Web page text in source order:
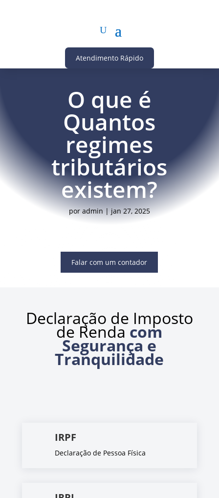
Atendimento Rápido
O que é
Quantos
regimes
tributários
existem?
poradmin|jan 27, 2025
Falar com um contador
Declaração de Imposto
de Renda com
Segurança e
Tranquilidade
IRPF
Declaração de Pessoa Física